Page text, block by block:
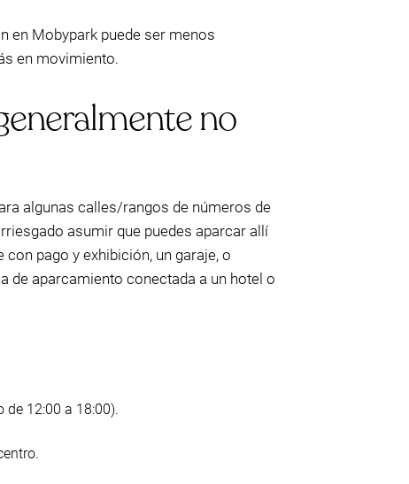
en Mobypark puede ser menos
en movimiento.
no
algunas calles/rangos de números de
asumir que puedes aparcar allí
pago y exhibición, un garaje, o
de aparcamiento conectada a un hotel o
de 12:00 a 18:00).